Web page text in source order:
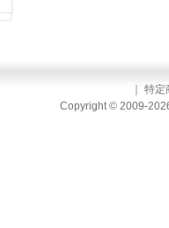
特定
Copyright © 2009-